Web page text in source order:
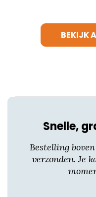
variaties.
op
productpagina
BEKIJK
Snelle,
Bestelling
verzonden. Je